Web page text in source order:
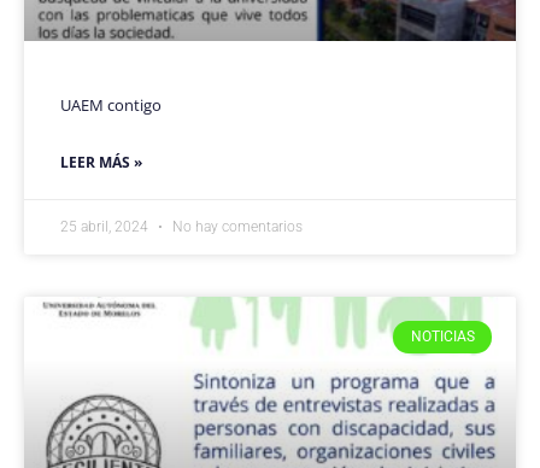
UAEM contigo
LEER MÁS »
25 abril, 2024 No hay comentarios
NOTICIAS